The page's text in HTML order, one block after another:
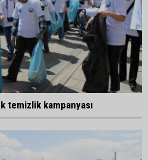
temizlik kampanyası